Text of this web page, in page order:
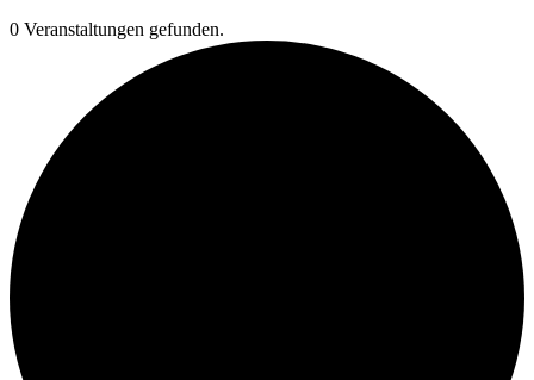
0 Veranstaltungen gefunden.